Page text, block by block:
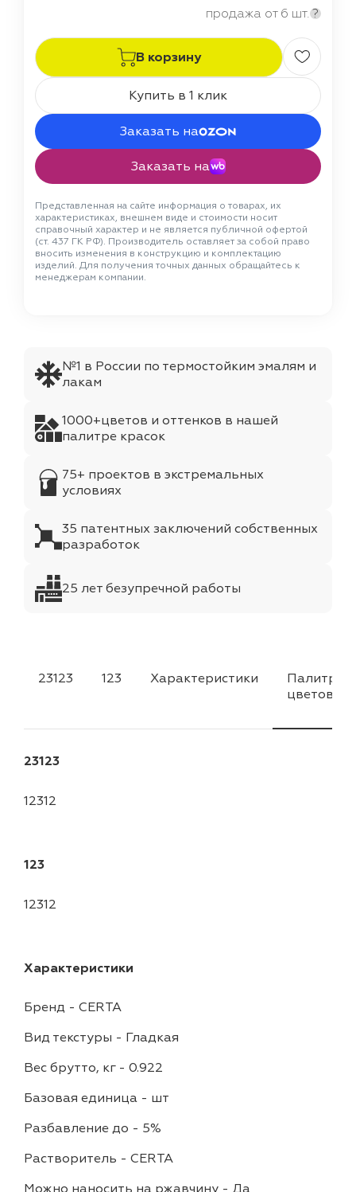
продажа от 6 шт. ?
В корзину
Купить в 1 клик
Заказать на
Заказать на
Представленная на сайте информация о товарах, их
характеристиках, внешнем виде и стоимости носит
справочный характер и не является публичной офертой
(ст. 437 ГК РФ). Производитель оставляет за собой право
вносить изменения в конструкцию и комплектацию
изделий. Для получения точных данных обращайтесь к
менеджерам компании.
№1 в России по термостойким эмалям и
лакам
1000+цветов и оттенков в нашей
палитре красок
75+ проектов в экстремальных
условиях
35 патентных заключений собственных
разработок
25 лет безупречной работы
23123 123 Характеристики
Палитра
цветов
23123
12312
123
12312
Характеристики
Бренд - CERTA
Вид текстуры - Гладкая
Вес брутто, кг - 0.922
Базовая единица - шт
Разбавление до - 5%
Растворитель - CERTA
Можно наносить на ржавчину - Да